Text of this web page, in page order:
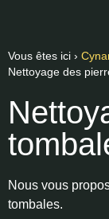
Vous êtes ici ›
Nettoyage des
Nous vous
tombales.